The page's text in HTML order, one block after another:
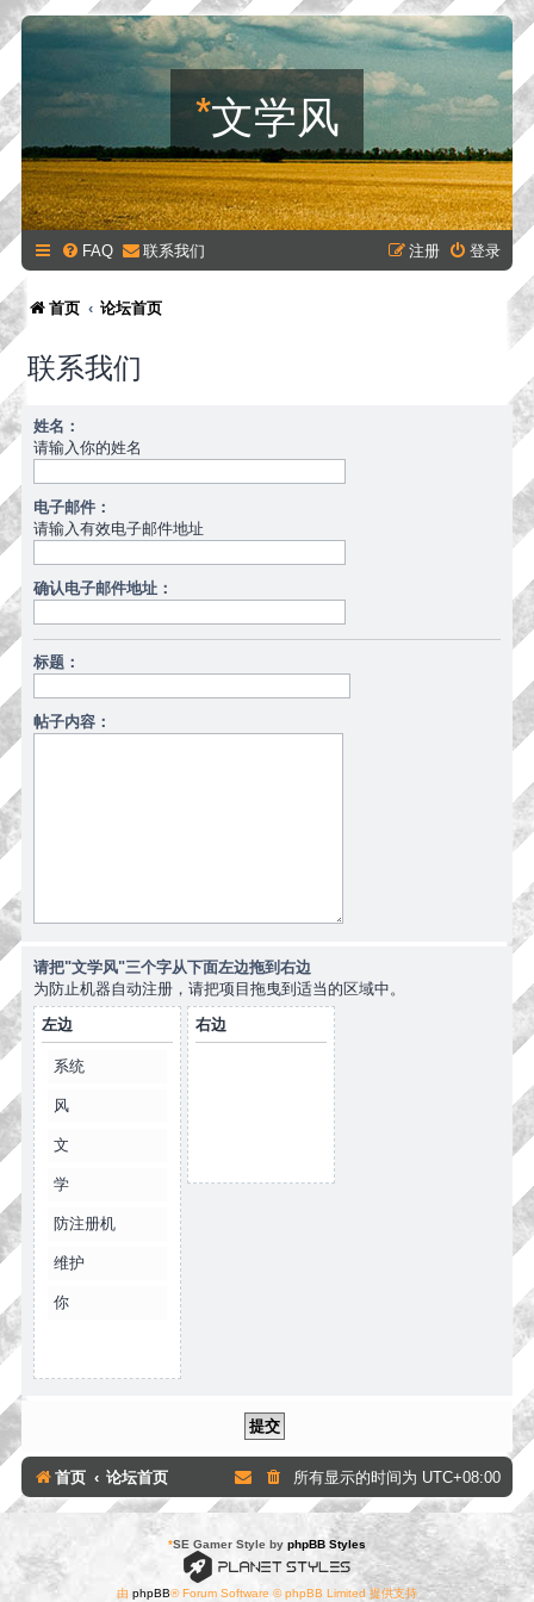
*文学风
FAQ 联系我们 登录
注册
首页 论坛首页
联系我们
姓名：
请输入你的姓名
电子邮件：
请输入有效电子邮件地址
确认电子邮件地址：
标题：
帖子内容：
请把"文学风"三个字从下面左边拖到右边
为防止机器自动注册，请把项目拖曳到适当的区域中。
左边
系统
风
文
学
防注册机
维护
你
右边
首页 论坛首页 所有显示的时间为 UTC+08:00
*SE Gamer Style by phpBB Styles
由 phpBB® Forum Software © phpBB Limited 提供支持